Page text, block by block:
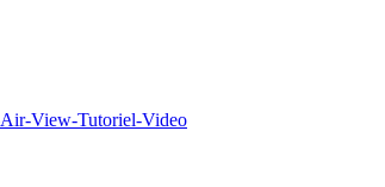
View-Tutoriel-Video